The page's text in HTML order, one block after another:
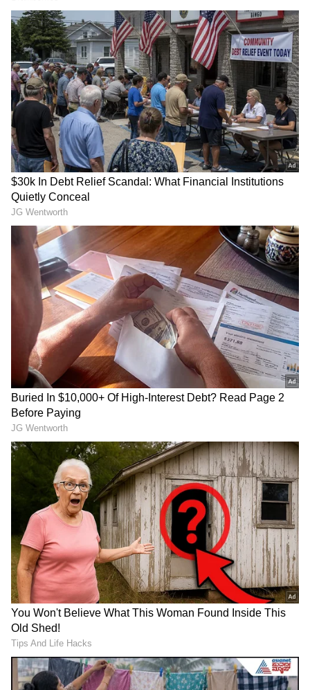
ಆಸ್ಪತ್ರೆಯ ತುರ್ತು ಚಿಕಿತ್ಸಾ ವಿಭಾಗದಲ್ಲಿ ವೈದ್ಯರು ತಪಾಸಣೆ
ನಡೆಸಿದಾಗ ಎದೆಬಡಿತ ಸ್ಥಗಿತಗೊಂಡಿರುವುದು ಪತ್ತೆಯಾಗಿದೆ.
ಎದೆ ಭಾಗದಲ್ಲಿ ಪಂಪ್‌ ಮಾಡಿ 30 ನಿಮಿಷಗಳ ಕಾಲ ತುರ್ತು
ಚಿಕಿತ್ಸೆ ನೀಡಿದರೂ ಉಸಿರಾಟ ಆರಂಭವಾಗಲಿಲ್ಲ. ಆ ಬಳಿಕ
ಸಚಿವರು ಮೃತಪಟ್ಟಿದ್ದಾರೆ ಎಂದು ವೈದ್ಯರು ದೃಢೀಕರಿಸಿದರು.
ವೈದ್ಯರ ಮಾಹಿತಿ ಅನುಸಾರ ಕತ್ತಿ ಅವರು ತಮ್ಮ
ನಿವಾಸದಲ್ಲಿಯೇ ಕೊನೆ ಉಸಿರು ಎಳೆದಿದ್ದಾರೆ.
ಕತ್ತಿ ಅವರಿಗೆ 61 ವರ್ಷ ವಯಸ್ಸಾಗಿತ್ತು. ಅವರು ಪತ್ನಿ, ಪುತ್ರ
ಹಾಗೂ ಪುತ್ರಿಯನ್ನು ಅಗಲಿದ್ದಾರೆ. ಅವರ ಅಂತ್ಯಕ್ರಿಯೆಯನ್ನು
ಹುಟ್ಟೂರಾದ ಬೆಲ್ಲದ ಬಾಗೇವಾಡಿಯಲ್ಲಿ ಬುಧವಾರ
ನೆರವೇರಿಸಲಾಗುವುದು. ಅದಕ್ಕೂ ಮೊದಲು ಬೆಳಗ್ಗೆ ಅವರ
ಬೆಂಗಳೂರು ನಿವಾಸದ ಬಳಿ ಸಾರ್ವಜನಿಕರಿಗೆ ಪಾರ್ಥಿವ
ಶರೀರದ ಅಂತಿಮ ದರ್ಶನಕ್ಕೆ ವ್ಯವಸ್ಥೆ ಕಲ್ಪಿಸಲಾಗುತ್ತದೆ. ಬಳಿಕ
ವಿಶೇಷ ವಿಮಾನದಲ್ಲಿ ಹುಟ್ಟೂರಿಗೆ ಕೊಂಡೊಯ್ಯಲಾಗುತ್ತದೆ
ಎಂದು ಮೂಲಗಳು ತಿಳಿಸಿವೆ.
DOWNLOAD APP
ಕರ್ನಾಟಕ, ಭಾರತ (
ಕ್ಷಣಕ್ಷಣದ ಕನ್ನಡ ಸುದ್ದಿ (Kannada News)
ಅಪ್ಡೇಟ್‌ಗಳಿಗಾಗಿ ಏಷ್ಯಾನೆಟ್ ಸುವರ್ಣ ನ್ಯೂಸ್‌ ಫಾಲೋ
ಮಾಡಿ. ಬ್ರೇಕಿಂಗ್ ಸುದ್ದಿ (Latest Kannada News),
ವಿಶೇಷ ವರದಿಗಳು ಮತ್ತು ನೇರ ಪ್ರಸಾರಗಳೊಂದಿಗೆ
kannada news live) ಸಂಪೂರ್ಣ ಮಾಹಿತಿ ಒಂದೇ
ಕ್ಲಿಕ್‌ನಲ್ಲಿ ಲಭ್ಯ. ಏಷ್ಯಾನೆಟ್ ಸುವರ್ಣ ನ್ಯೂಸ್ ಅಧಿಕೃತ
ಆ್ಯಪ್ ಡೌನ್‌ಲೋಡ್ ಮಾಡಿ ಹಾಗು ಎಲ್ಲಾ ಅಪ್‌ಡೇಟ್
ಗಳನ್ನು ಪಡೆಯಿರಿ
RECOMMENDED STORIES